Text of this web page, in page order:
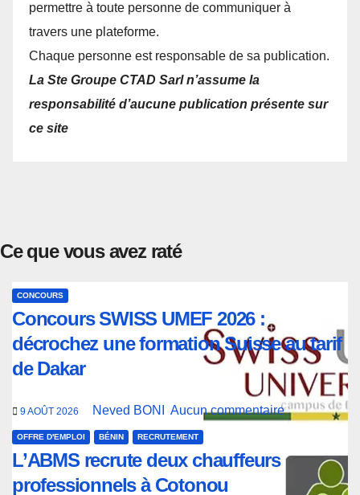
permettre à toute personne de communiquer à
travers une plateforme.
Chaque personne est responsable de sa publication.
La Ste Groupe CTAD Sarl n’assume la
responsabilité d’aucune publication présente sur
ce site
Ce que vous avez raté
CONCOURS
Concours SWISS UMEF 2026 :
décrochez une formation Suisse au tarif
de Dakar
9 AOÛT 2026 Neved BONI Aucun commentaire
OFFRE D'EMPLOI BÉNIN RECRUTEMENT
L’ABMS recrute deux chauffeurs
professionnels à Cotonou